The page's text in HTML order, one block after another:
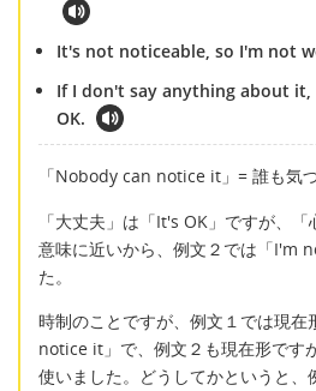
It's not noticeable, so I'm not
If I don't say anything about
OK.
「Nobody can notice it」= 誰も気
「大丈夫」は「It's OK」ですが、
意味に近いから、例文２では「I'm
た。
時制のことですが、例文１では現
notice it」で、例文２も現在形です
使いました。どうしてかというと、